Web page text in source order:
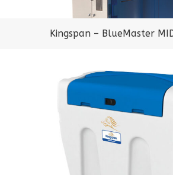
Kingspan – BlueMaster